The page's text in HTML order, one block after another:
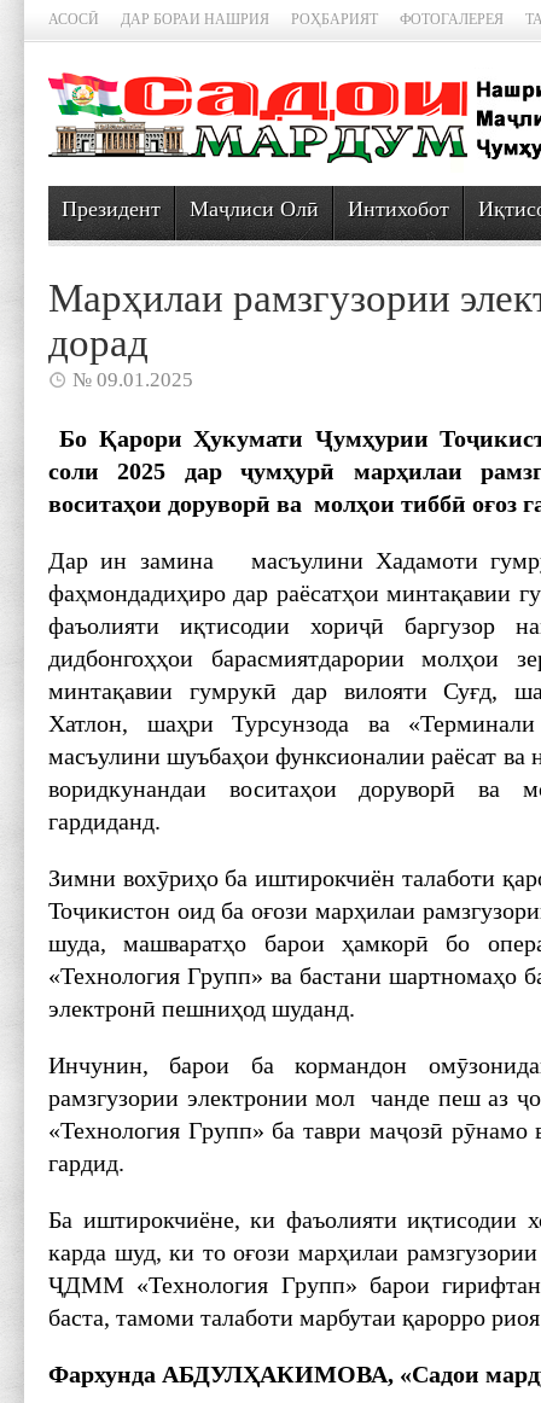
АСОСӢ ДАР БОРАИ НАШРИЯ РОҲБАРИЯТ ФОТОГАЛЕРЕЯ
Президент Маҷлиси Олӣ Интихобот
Марҳилаи рамзгузории
дорад
№ 09.01.2025
Бо Қарори Ҳукумати Ҷумҳурии
соли 2025 дар ҷумҳурӣ марҳилаи
воситаҳои доруворӣ ва молҳои тиббӣ оғоз
Дар ин замина масъулини Хадамоти
фаҳмондадиҳиро дар раёсатҳои минтақавии
фаъолияти иқтисодии хориҷӣ баргузор
дидбонгоҳҳои барасмиятдарории молҳои
минтақавии гумрукӣ дар вилояти Суғд,
Хатлон, шаҳри Турсунзода ва
масъулини шуъбаҳои функсионалии раёсат ва
воридкунандаи воситаҳои доруворӣ ва
гардиданд.
Зимни вохӯриҳо ба иштирокчиён талаботи
Тоҷикистон оид ба оғози марҳилаи
шуда, машваратҳо барои ҳамкорӣ бо
«Технология Групп» ва бастани шартномаҳо
электронӣ пешниҳод шуданд.
Инчунин, барои ба кормандон
рамзгузории электронии мол чанде пеш аз
«Технология Групп» ба таври маҷозӣ рӯнамо
гардид.
Ба иштирокчиёне, ки фаъолияти иқтисодии
карда шуд, ки то оғози марҳилаи
ҶДММ «Технология Групп» барои
баста, тамоми талаботи марбутаи қарорро
Фархунда АБДУЛҲАКИМОВА, «Садои